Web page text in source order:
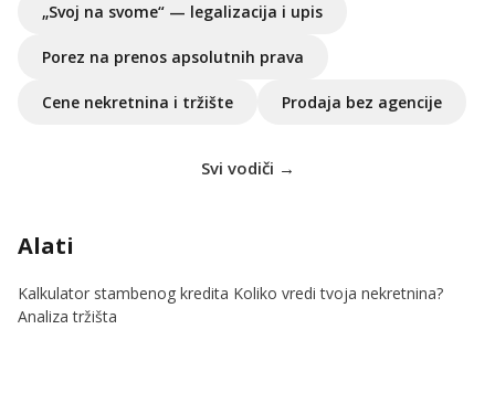
„Svoj na svome“ — legalizacija i upis
Porez na prenos apsolutnih prava
Cene nekretnina i tržište Prodaja bez agencije
Svi vodiči →
Alati
Kalkulator stambenog kredita Koliko vredi tvoja nekretnina?
Analiza tržišta